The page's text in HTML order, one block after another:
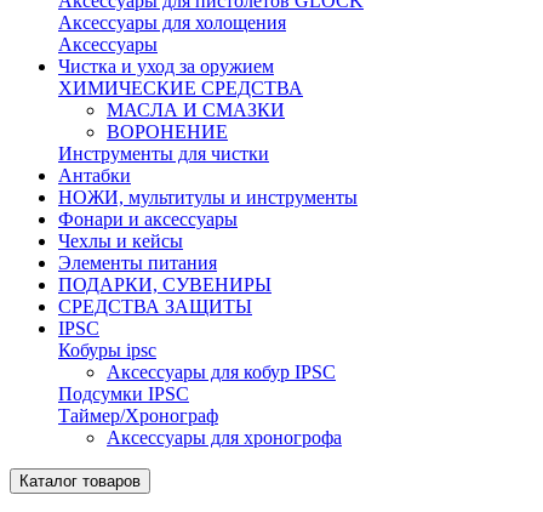
Аксессуары для холощения
Аксессуары
Чистка и уход за оружием
ХИМИЧЕСКИЕ СРЕДСТВА
МАСЛА И СМАЗКИ
ВОРОНЕНИЕ
Инструменты для чистки
Антабки
НОЖИ, мультитулы и инструменты
Фонари и аксессуары
Чехлы и кейсы
Элементы питания
ПОДАРКИ, СУВЕНИРЫ
СРЕДСТВА ЗАЩИТЫ
IPSC
Кобуры ipsc
Аксессуары для кобур IPSC
Подсумки IPSC
Таймер/Хронограф
Аксессуары для хроногрофа
Каталог товаров